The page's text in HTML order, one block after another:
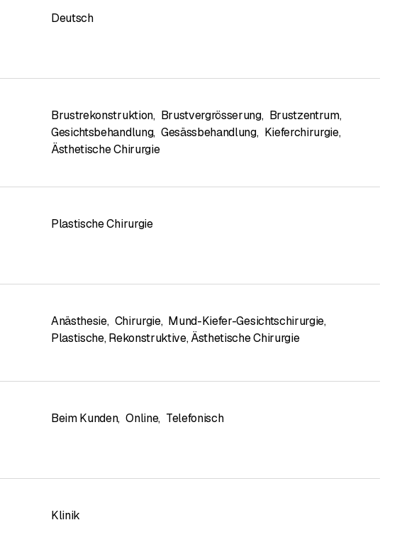
Deutsch
Brustrekonstruktion, Brustvergrösserung, Brustzentrum,
Gesichtsbehandlung, Gesässbehandlung, Kieferchirurgie,
Ästhetische Chirurgie
Plastische Chirurgie
Anästhesie, Chirurgie, Mund-Kiefer-Gesichtschirurgie,
Plastische, Rekonstruktive, Ästhetische Chirurgie
Beim Kunden, Online, Telefonisch
Klinik